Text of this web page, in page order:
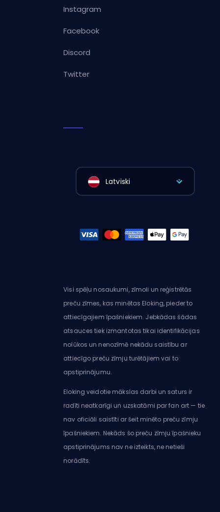
Instagram
Facebook
Discord
Twitter
Latviski
Visi spēļu nosaukumi, zīmoli un reģistrētās
preču zīmes, kas minētas Eloking, pieder to
attiecīgajiem īpašniekiem. Jebkādas šādas
atsauces tiek izmantotas tikai identifikācijas
nolūkos un nenozīmē nekādu saistību ar
attiecīgo preču zīmju turētājiem vai to
apstiprinājumu.
Eloking veidotie mākslas darbi un saturs ir
radīti neatkarīgi un uzskatāmi par fan art — tie
nav oficiāli saistīti ar šeit minēto preču zīmju
īpašniekiem. Nekāds šo preču zīmju īpašnieku
apstiprinājums nav ne izteikts, ne netieši
norādīts.